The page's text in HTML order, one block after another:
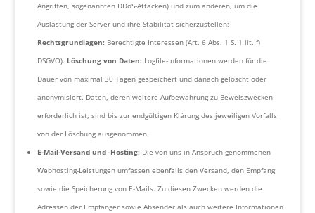
Angriffen, sogenannten DDoS-Attacken) und zum anderen, um die
Auslastung der Server und ihre Stabilität sicherzustellen;
Rechtsgrundlagen:Berechtigte Interessen (Art. 6 Abs. 1 S. 1 lit. f)
DSGVO). Löschung von Daten:Logfile-Informationen werden für die
Dauer von maximal 30 Tagen gespeichert und danach gelöscht oder
anonymisiert. Daten, deren weitere Aufbewahrung zu Beweiszwecken
erforderlich ist, sind bis zur endgültigen Klärung des jeweiligen Vorfalls
von der Löschung ausgenommen.
E-Mail-Versand und -Hosting: Die von uns in Anspruch genommenen
Webhosting-Leistungen umfassen ebenfalls den Versand, den Empfang
sowie die Speicherung von E-Mails. Zu diesen Zwecken werden die
Adressen der Empfänger sowie Absender als auch weitere Informationen